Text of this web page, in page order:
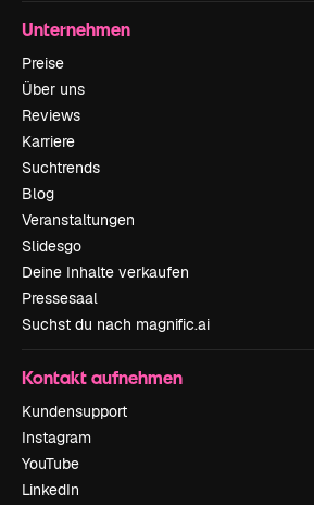
Unternehmen
Preise
Über uns
Reviews
Karriere
Suchtrends
Blog
Veranstaltungen
Slidesgo
Deine Inhalte verkaufen
Pressesaal
Suchst du nach magnific.ai
Kontakt aufnehmen
Kundensupport
Instagram
YouTube
LinkedIn